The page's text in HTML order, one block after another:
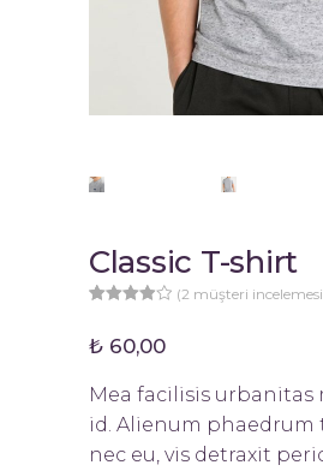
Classic T-shirt
dayanarak
4.00puan
(2 müşteri
₺ 60,00
Mea facilisis urbanitas
id. Alienum phaedrum
nec eu, vis detraxit